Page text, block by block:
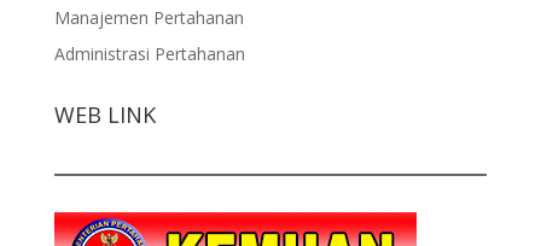
Manajemen Pertahanan
Administrasi Pertahanan
WEB LINK